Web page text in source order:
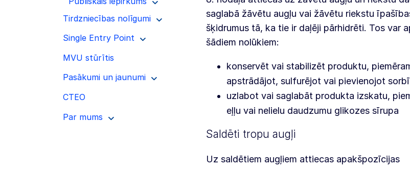
Tirdzniecības nolīgumi
Single Entry Point
MVU stūrītis
Pasākumi un jaunumi
CTEO
Par mums
saglabā žāvētu augļu vai žāvētu riekstu
šķidrumus tā, ka tie ir daļēji pārhidrēti. Tos var
šādiem nolūkiem:
konservēt vai stabilizēt produktu,
apstrādājot, sulfurējot vai pievienojot
uzlabot vai saglabāt produkta izskatu,
eļļu vai nelielu daudzumu glikozes sīrupa
Saldēti tropu augļi
Uz saldētiem augļiem attiecas apakšpozīcijas